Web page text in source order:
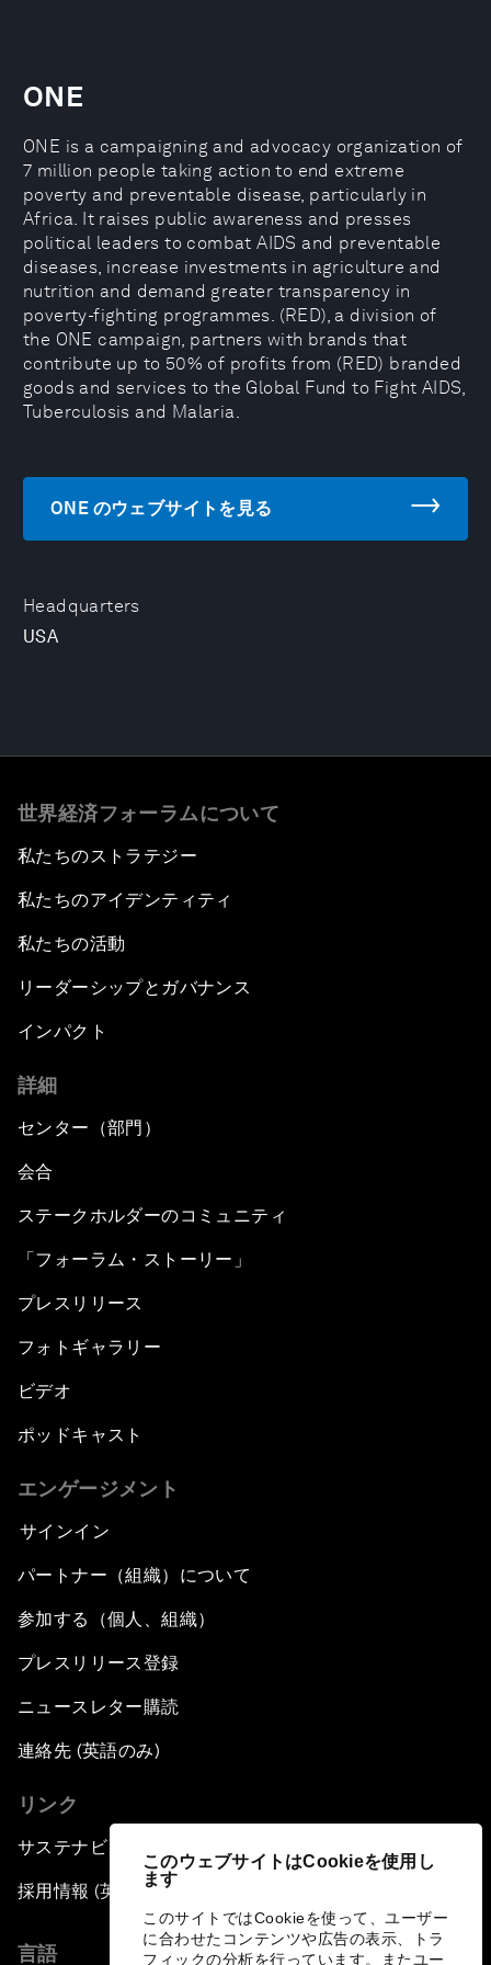
このウェブサイトはCookieを使用し
ます
このサイトではCookieを使って、ユーザー
に合わせたコンテンツや広告の表示、トラ
フィックの分析を行っています。またユー
Headquarters
USA
ONE
ONE is a campaigning and advocacy organization of
7 million people taking action to end extreme
poverty and preventable disease, particularly in
Africa. It raises public awareness and presses
political leaders to combat AIDS and preventable
diseases, increase investments in agriculture and
nutrition and demand greater transparency in
poverty-fighting programmes. (RED), a division of
the ONE campaign, partners with brands that
contribute up to 50% of profits from (RED) branded
goods and services to the Global Fund to Fight AIDS,
Tuberculosis and Malaria.
ONE のウェブサイトを見る
世界経済フォーラムについて
私たちのストラテジー
私たちのアイデンティティ
私たちの活動
リーダーシップとガバナンス
インパクト
詳細
センター（部門）
会合
ステークホルダーのコミュニティ
「フォーラム・ストーリー」
プレスリリース
フォトギャラリー
ビデオ
ポッドキャスト
エンゲージメント
サインイン
パートナー（組織）について
参加する（個人、組織）
プレスリリース登録
ニュースレター購読
連絡先 (英語のみ)
リンク
サステナビリティへの取り組み
採用情報 (英語のみ)
言語